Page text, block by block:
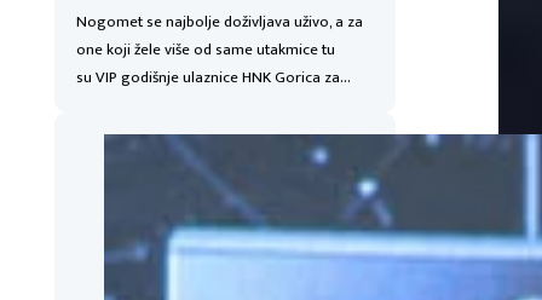
Nogomet se najbolje doživljava uživo, a za
one koji žele više od same utakmice tu
su VIP godišnje ulaznice HNK Gorica za…